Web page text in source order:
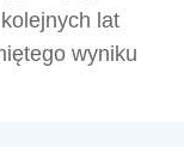
lat
wyniku